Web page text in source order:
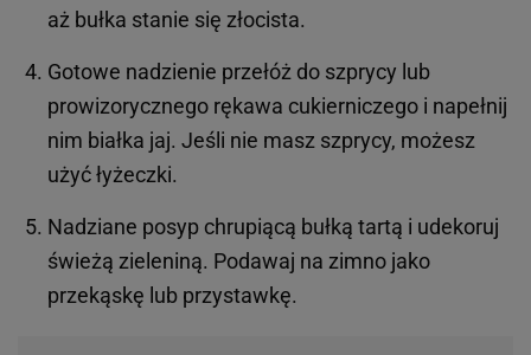
aż bułka stanie się złocista.
Gotowe nadzienie przełóż do szprycy lub
prowizorycznego rękawa cukierniczego i napełnij
nim białka jaj. Jeśli nie masz szprycy, możesz
użyć łyżeczki.
Nadziane posyp chrupiącą bułką tartą i udekoruj
świeżą zieleniną. Podawaj na zimno jako
przekąskę lub przystawkę.